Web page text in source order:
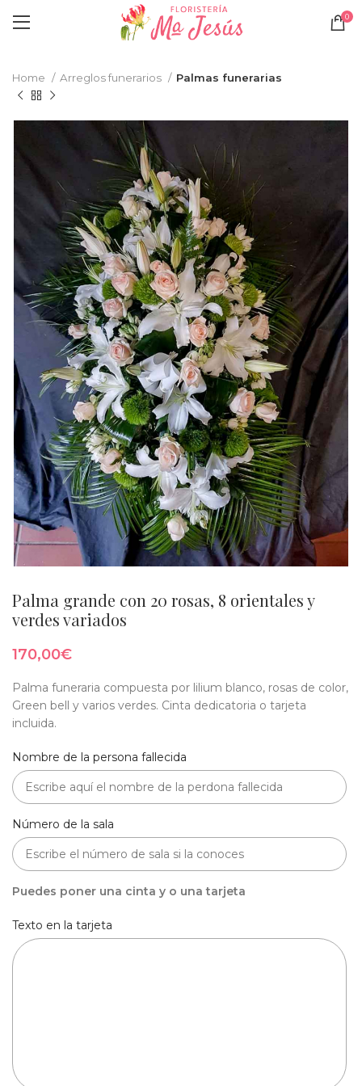
0
Home Arreglos funerarios Palmas funerarias
Palma grande con 20 rosas, 8 orientales y
verdes variados
170,00€
Palma funeraria compuesta por lilium blanco, rosas de color,
Green bell y varios verdes. Cinta dedicatoria o tarjeta
incluida.
Nombre de la persona fallecida
Número de la sala
Puedes poner una cinta y o una tarjeta
Texto en la tarjeta
ENVÍO DE FLORES URGENTE A LOS
VELATORIOS DE OVIEDO